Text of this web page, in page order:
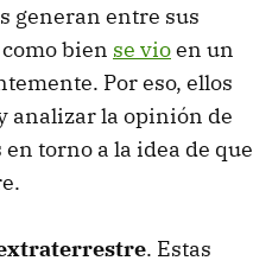
generan entre sus
bien se vioen un
Por eso, ellos
analizar la opinión de
torno a la idea de que
. Estas